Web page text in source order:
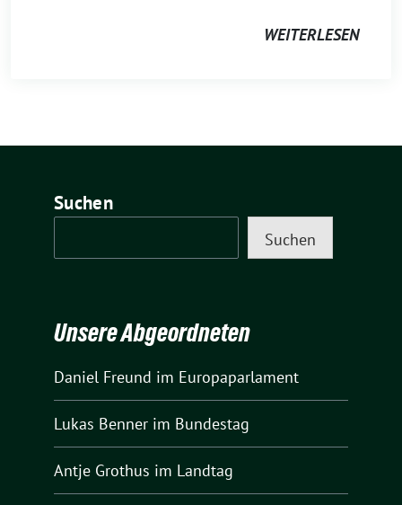
WEITERLESEN
Suchen
Suchen
Unsere Abgeordneten
Daniel Freund im Europaparlament
Lukas Benner im Bundestag
Antje Grothus im Landtag